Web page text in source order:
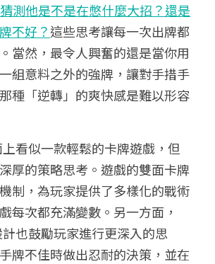
測他是不是在憋什麼大招？還是
不好？這些思考讓每一次出牌都
當然，最令人興奮的還是當你用
組意料之外的強牌，讓對手措手
種「逆轉」的爽快感是難以形容
上看似一款輕鬆的卡牌遊戲，但
厚的策略思考。遊戲的雙面卡牌
制，為玩家提供了多樣化的戰術
每次都充滿變數。另一方面，
計也鼓勵玩家進行更深入的思
牌不佳時做出忍耐的決策，並在